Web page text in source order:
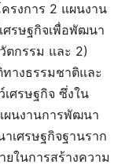
รงการ 2 แผนงาน
รษฐกิจเพื่อพัฒนา
ตกรรม และ 2)
างธรรมชาติและ
ศรษฐกิจ ซึ่งใน
ผนงานการพัฒนา
เศรษฐกิจฐานราก
ในการสร้างความ